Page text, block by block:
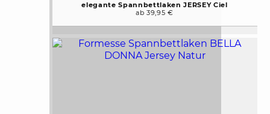
elegante Spannbettlaken JERSEY Ciel
ab 39,95 €